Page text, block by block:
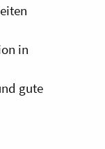
in
gute